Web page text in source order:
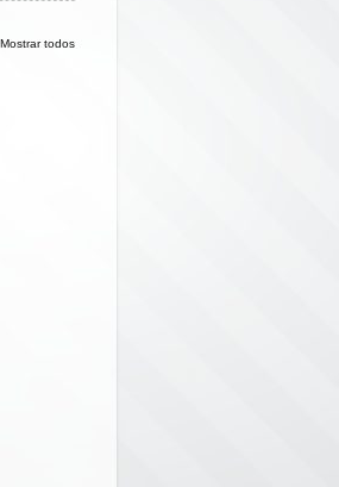
Mostrar todos